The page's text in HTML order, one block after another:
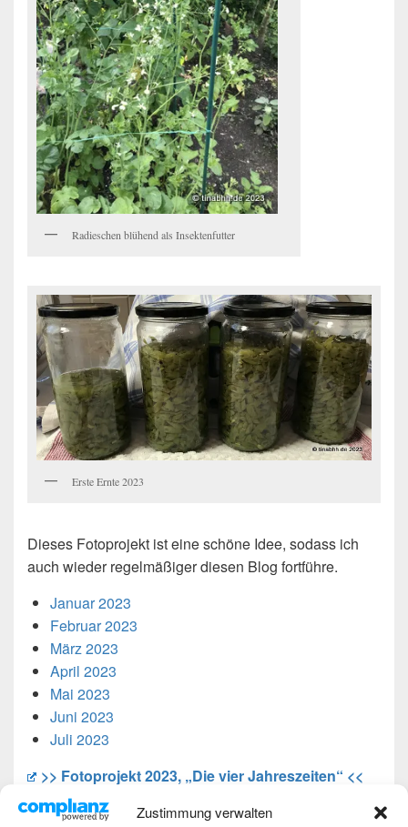
Zustimmung verwalten
Radieschen blühend als Insektenfutter
Erste Ernte 2023
Dieses Fotoprojekt ist eine schöne Idee, sodass ich
auch wieder regelmäßiger diesen Blog fortführe.
Januar 2023
Februar 2023
März 2023
April 2023
Mai 2023
Juni 2023
Juli 2023
>> Fotoprojekt 2023, „Die vier Jahreszeiten“ <<